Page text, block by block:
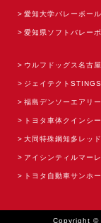
愛知大学バレーボー
愛知県ソフトバレー
ウルフドッグス名古屋
ジェイテクト
福島デンソーエアリ
トヨタ車体クインシ
大同特殊鋼知多レッ
アイシンティルマー
トヨタ自動車サンホ
Copyright ©